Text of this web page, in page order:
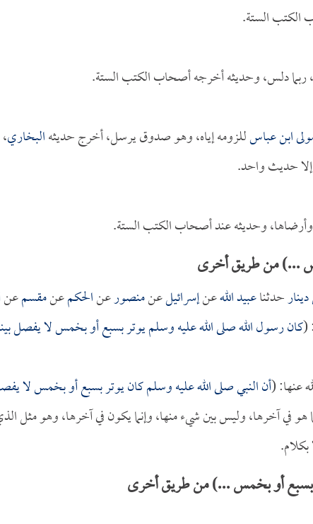
الكتب الستة.
ربما دلس، وحديثه أخرجه أصحاب الكتب الستة.
ابن عباسللزومه إياه، وهو صدوق يرسل، أخرج حديثهالبخاري،
إلا حديث واحد.
وأرضاها، وحديثه عند أصحاب الكتب الستة.
...) من طريق أخرى
حدثناعبيد اللهعنإسرائيلعنمنصورعنالحكمعنمقسمعن
(كان رسول الله صلى الله عليه وسلم يوتر بسبع أو بخمس لا يفصل
عنها: (أن النبي صلى الله عليه وسلم كان يوتر بسبع أو بخمس لا
هو في آخرها، وليس بين شيء منها، وإنما يكون في آخرها، وهو مثل
بسبع أو بخمس ...) من طريق أخرى